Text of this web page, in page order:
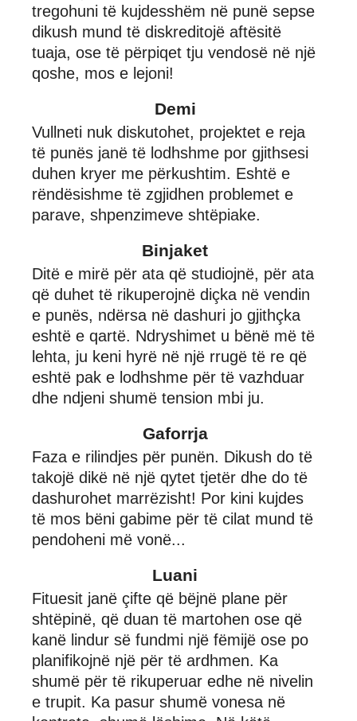
tregohuni të kujdesshëm në punë sepse
dikush mund të diskreditojë aftësitë
tuaja, ose të përpiqet tju vendosë në një
qoshe, mos e lejoni!
Demi
Vullneti nuk diskutohet, projektet e reja
të punës janë të lodhshme por gjithsesi
duhen kryer me përkushtim. Eshtë e
rëndësishme të zgjidhen problemet e
parave, shpenzimeve shtëpiake.
Binjaket
Ditë e mirë për ata që studiojnë, për ata
që duhet të rikuperojnë diçka në vendin
e punës, ndërsa në dashuri jo gjithçka
eshtë e qartë. Ndryshimet u bënë më të
lehta, ju keni hyrë në një rrugë të re që
eshtë pak e lodhshme për të vazhduar
dhe ndjeni shumë tension mbi ju.
Gaforrja
Faza e rilindjes për punën. Dikush do të
takojë dikë në një qytet tjetër dhe do të
dashurohet marrëzisht! Por kini kujdes
të mos bëni gabime për të cilat mund të
pendoheni më vonë...
Luani
Fituesit janë çifte që bëjnë plane për
shtëpinë, që duan të martohen ose që
kanë lindur së fundmi një fëmijë ose po
planifikojnë një për të ardhmen. Ka
shumë për të rikuperuar edhe në nivelin
e trupit. Ka pasur shumë vonesa në